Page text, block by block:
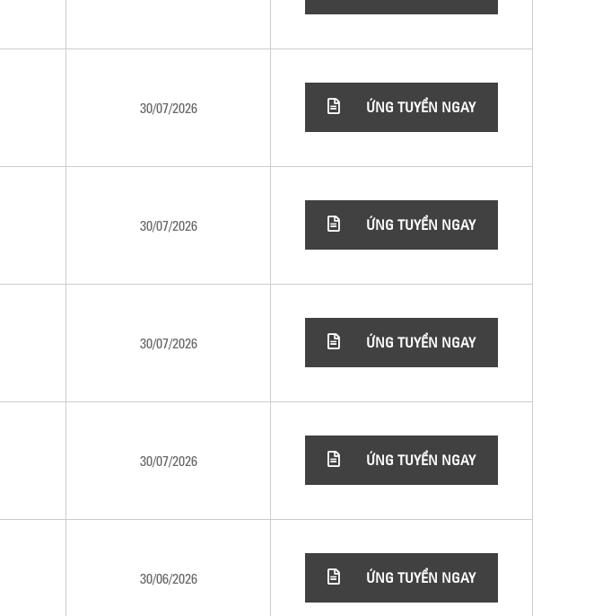
30/07/2026 ỨNG TUYỂN NGAY
30/07/2026 ỨNG TUYỂN NGAY
30/07/2026 ỨNG TUYỂN NGAY
30/07/2026 ỨNG TUYỂN NGAY
30/06/2026 ỨNG TUYỂN NGAY